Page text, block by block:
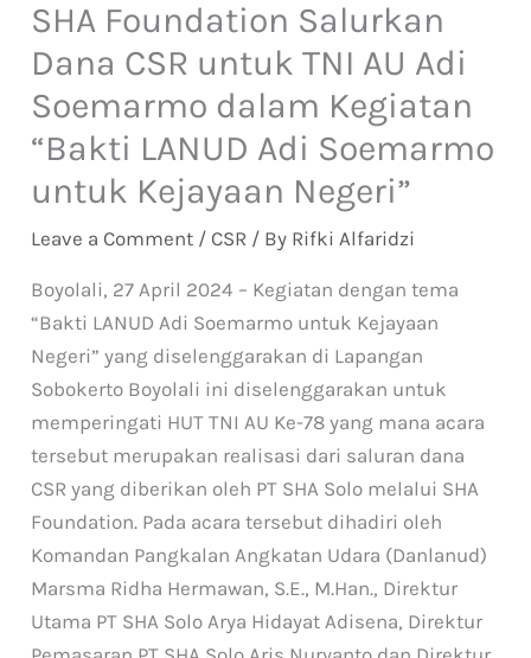
SHA Foundation Salurkan
Dana CSR untuk TNI AU Adi
Soemarmo dalam Kegiatan
“Bakti LANUD Adi Soemarmo
untuk Kejayaan Negeri”
Leave a Comment / CSR / By Rifki Alfaridzi
Boyolali, 27 April 2024 – Kegiatan dengan tema
“Bakti LANUD Adi Soemarmo untuk Kejayaan
Negeri” yang diselenggarakan di Lapangan
Sobokerto Boyolali ini diselenggarakan untuk
memperingati HUT TNI AU Ke-78 yang mana acara
tersebut merupakan realisasi dari saluran dana
CSR yang diberikan oleh PT SHA Solo melalui SHA
Foundation. Pada acara tersebut dihadiri oleh
Komandan Pangkalan Angkatan Udara (Danlanud)
Marsma Ridha Hermawan, S.E., M.Han., Direktur
Utama PT SHA Solo Arya Hidayat Adisena, Direktur